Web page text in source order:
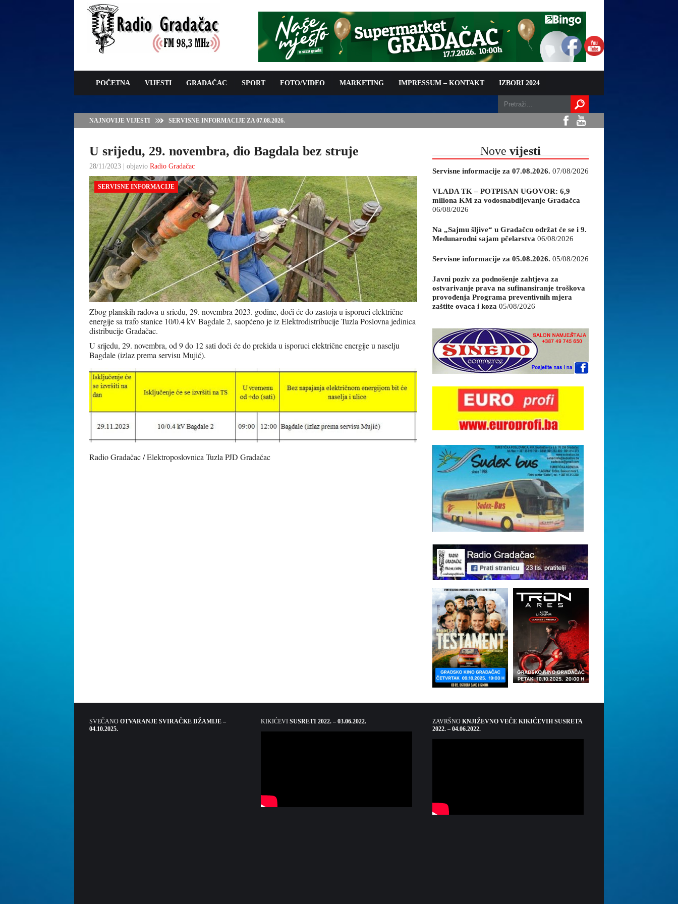
POČETNA VIJESTI GRADAČAC SPORT FOTO/VIDEO MARKETING IMPRESSUM – KONTAKT IZBORI 2024
NAJNOVIJE VIJESTI SERVISNE INFORMACIJE ZA 07.08.2026.
U srijedu, 29. novembra, dio Bagdala bez struje
28/11/2023 | objavio Radio Gradačac
SERVISNE INFORMACIJE
Zbog planskih radova u sriedu, 29. novembra 2023. godine, doći će do zastoja u isporuci električne
energije sa trafo stanice 10/0.4 kV Bagdale 2, saopćeno je iz Elektrodistribucije Tuzla Poslovna jedinica
distribucije Gradačac.
U srijedu, 29. novembra, od 9 do 12 sati doći će do prekida u isporuci električne energije u naselju
Bagdale (izlaz prema servisu Mujić).
Radio Gradačac / Elektroposlovnica Tuzla PJD Gradačac
Nove vijesti
Servisne informacije za 07.08.2026. 07/08/2026
VLADA TK – POTPISAN UGOVOR: 6,9
miliona KM za vodosnabdijevanje Gradačca
06/08/2026
Na „Sajmu šljive“ u Gradačcu održat će se i 9.
Međunarodni sajam pčelarstva 06/08/2026
Servisne informacije za 05.08.2026. 05/08/2026
Javni poziv za podnošenje zahtjeva za
ostvarivanje prava na sufinansiranje troškova
provođenja Programa preventivnih mjera
zaštite ovaca i koza 05/08/2026
SVEČANO OTVARANJE SVIRAČKE DŽAMIJE –
04.10.2025.
KIKIĆEVI SUSRETI 2022. – 03.06.2022. ZAVRŠNO KNJIŽEVNO VEČE KIKIĆEVIH SUSRETA
2022. – 04.06.2022.